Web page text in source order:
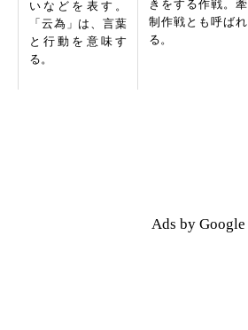
いなどを表す。
「云為」は、言葉
と行動を意味す
る。
きをする作戦。牽
制作戦とも呼ばれ
る。
Ads by Google